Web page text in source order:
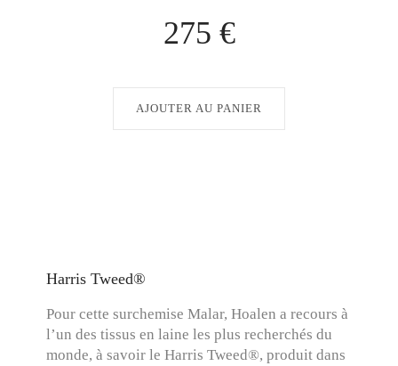
275 €
AJOUTER AU PANIER
Harris Tweed®
Pour cette surchemise Malar, Hoalen a recours à
l’un des tissus en laine les plus recherchés du
monde, à savoir le Harris Tweed®, produit dans